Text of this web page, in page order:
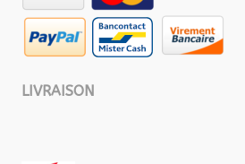
LIVRAISON